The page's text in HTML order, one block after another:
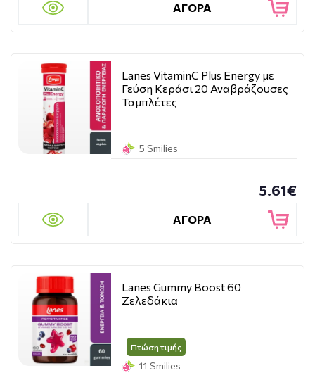
ΑΓΟΡΑ
Lanes VitaminC Plus Energy με
Γεύση Κεράσι 20 Αναβράζουσες
Ταμπλέτες
5 Smilies
5.61€
ΑΓΟΡΑ
Lanes Gummy Boost 60
Ζελεδάκια
Πτώση τιμής
11 Smilies